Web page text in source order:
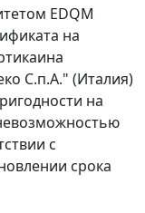
EDQM
на
С.п.А." (Италия)
на
с
срока